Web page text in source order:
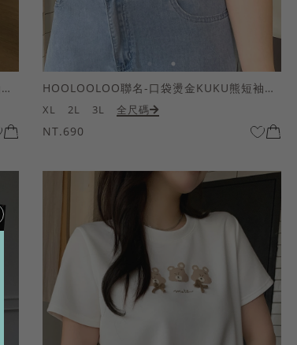
HOOLOOLOO聯名-口袋燙金KUKU熊短袖上衣 HOOLOOLOO聯名-口袋燙金KUKU熊短袖上衣
XL 2L 3L 全尺碼
NT.690